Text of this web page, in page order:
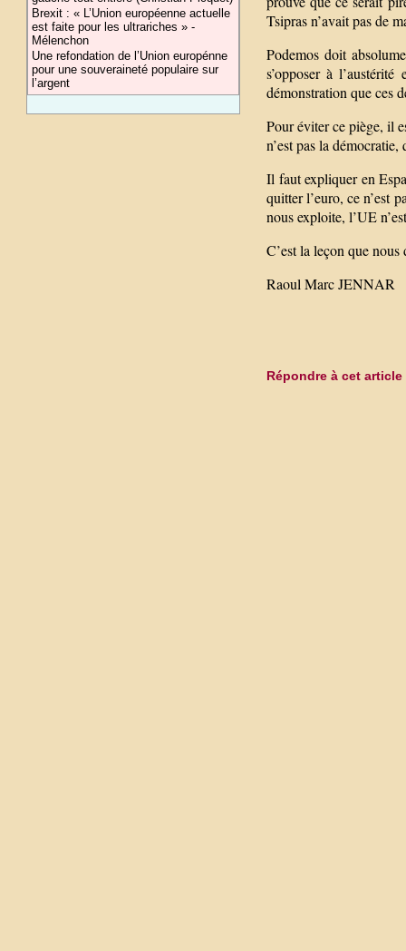
Brexit : « L’Union européenne actuelle
est faite pour les ultrariches » -
Mélenchon
Une refondation de l’Union europénne
pour une souveraineté populaire sur
l’argent
Tsipras n’avait pas de
Podemos doit
s’opposer à
démonstration que ces
Pour éviter ce piège, il
n’est pas la
Il faut expliquer en
quitter l’euro, ce n’est
nous exploite, l’UE
C’est la leçon que
Raoul Marc JENNAR
Répondre à cet article